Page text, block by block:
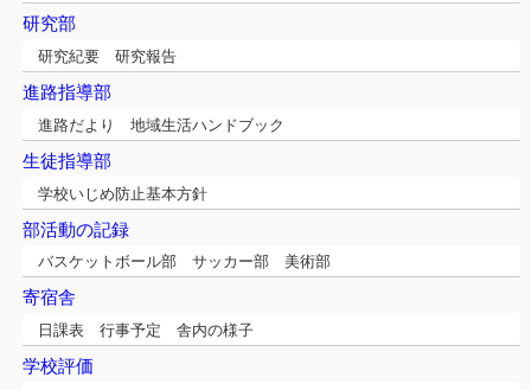
研究部
研究紀要 研究報告
進路指導部
進路だより 地域生活ハンドブック
生徒指導部
学校いじめ防止基本方針
部活動の記録
バスケットボール部 サッカー部 美術部
寄宿舎
日課表 行事予定 舎内の様子
学校評価